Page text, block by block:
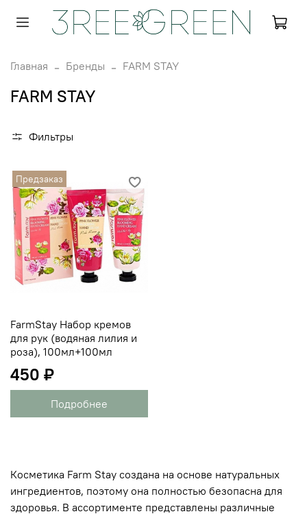
Главная Бренды FARM STAY
FARM STAY
Фильтры
Предзаказ
FarmStay Набор кремов
для рук (водяная лилия и
роза), 100мл+100мл
450 ₽
Подробнее
Косметика Farm Stay создана на основе натуральных
ингредиентов, поэтому она полностью безопасна для
здоровья. В ассортименте представлены различные